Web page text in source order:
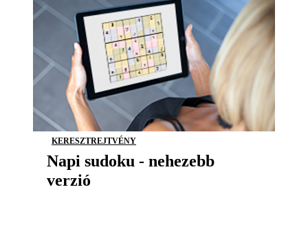
KERESZTREJTVÉNY
Napi sudoku - nehezebb
verzió